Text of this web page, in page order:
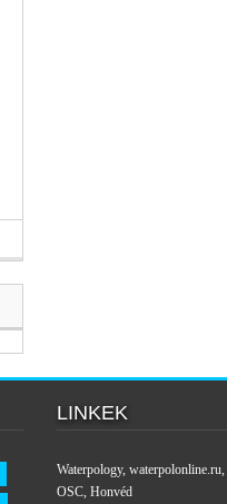
LINKEK
Waterpology, waterpolonline.ru,
OSC, Honvéd